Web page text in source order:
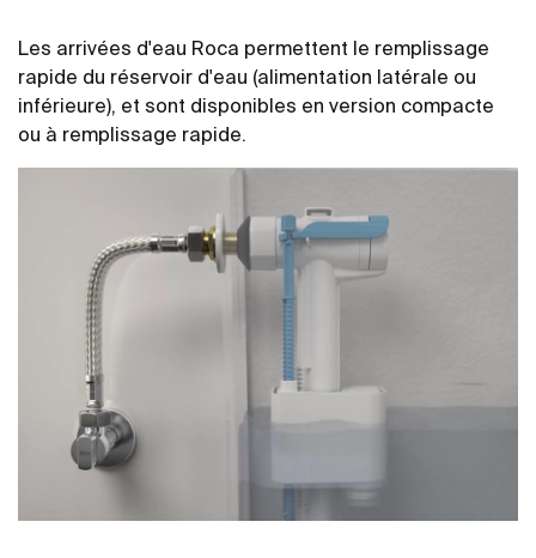
Les arrivées d'eau Roca permettent le remplissage
rapide du réservoir d'eau (alimentation latérale ou
inférieure), et sont disponibles en version compacte
ou à remplissage rapide.